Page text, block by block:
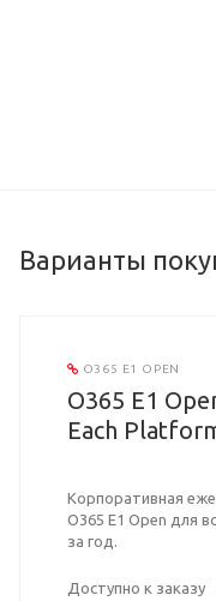
Варианты
O365 E1 OPEN
O365 E1
Each
Корпоративная
O365 E1 Open для
за год.
Доступно к заказу